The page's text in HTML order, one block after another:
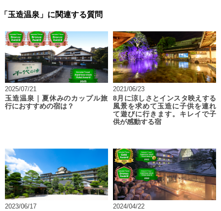
「玉造温泉」に関連する質問
2025/07/21
玉造温泉｜夏休みのカップル旅
行におすすめの宿は？
2021/06/23
8月に涼しさとインスタ映えする
風景を求めて玉造に子供を連れ
て遊びに行きます。キレイで子
供が感動する宿
2023/06/17
2024/04/22